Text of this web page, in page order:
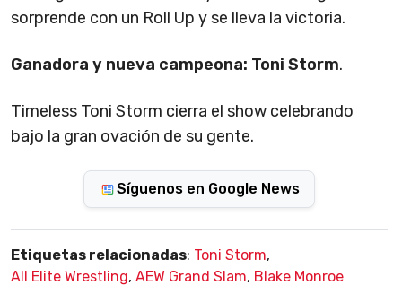
sorprende con un Roll Up y se lleva la victoria.
Ganadora y nueva campeona: Toni Storm.
Timeless Toni Storm cierra el show celebrando
bajo la gran ovación de su gente.
Síguenos en Google News
Etiquetas relacionadas: Toni Storm,
All Elite Wrestling, AEW Grand Slam, Blake Monroe